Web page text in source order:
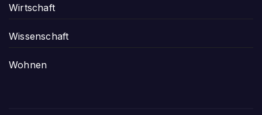
Wirtschaft
Wissenschaft
Wohnen